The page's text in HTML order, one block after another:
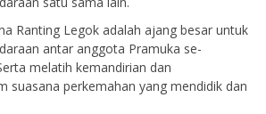
Ranting Legok adalah ajang besar untuk
antar anggota Pramuka se-
melatih kemandirian dan
suasana perkemahan yang mendidik dan